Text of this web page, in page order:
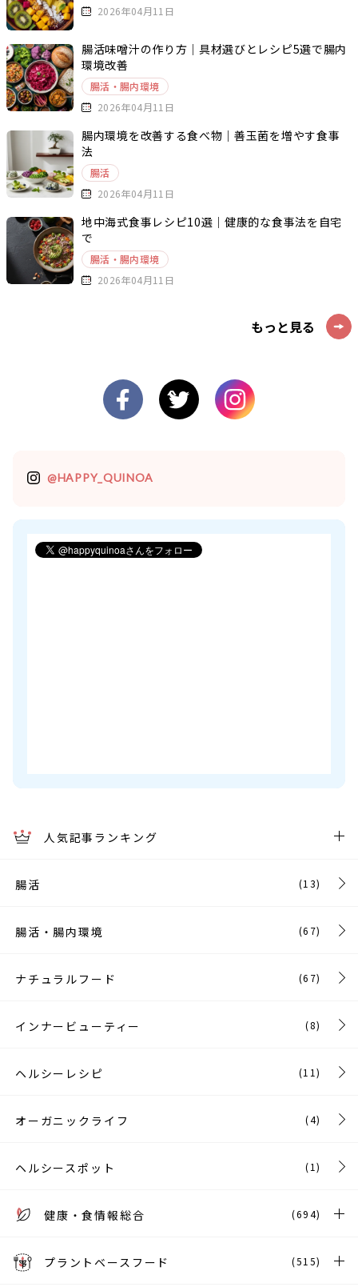
2026年04月11日
腸活味噌汁の作り方｜具材選びとレシピ5選で腸内
環境改善
腸活・腸内環境
2026年04月11日
腸内環境を改善する食べ物｜善玉菌を増やす食事
法
腸活
2026年04月11日
地中海式食事レシピ10選｜健康的な食事法を自宅
で
腸活・腸内環境
2026年04月11日
もっと見る
@HAPPY_QUINOA
人気記事ランキング
腸活 (13)
腸活・腸内環境 (67)
ナチュラルフード (67)
インナービューティー (8)
ヘルシーレシピ (11)
オーガニックライフ (4)
ヘルシースポット (1)
健康・食情報総合 (694)
プラントベースフード (515)